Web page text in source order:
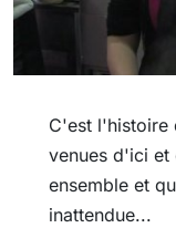
C'est l'histoire
venues d'ici et
ensemble et
inattendue...